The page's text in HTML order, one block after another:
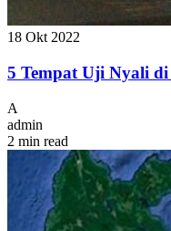
18 Okt 2022
5 Tempat Uji Nyali
A
admin
2 min read